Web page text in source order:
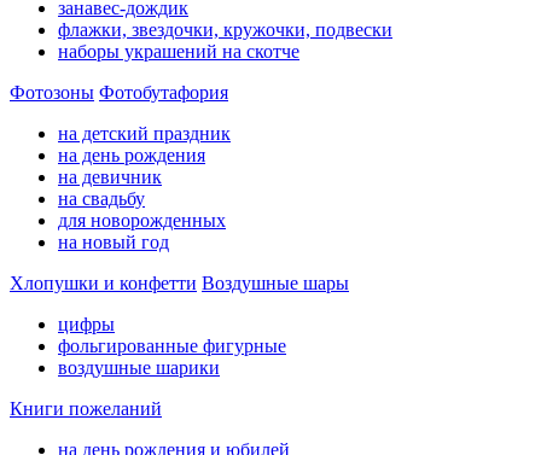
занавес-дождик
флажки, звездочки, кружочки, подвески
наборы украшений на скотче
Фотозоны Фотобутафория
на детский праздник
на день рождения
на девичник
на свадьбу
для новорожденных
на новый год
Хлопушки и конфетти Воздушные шары
цифры
фольгированные фигурные
воздушные шарики
Книги пожеланий
на день рождения и юбилей